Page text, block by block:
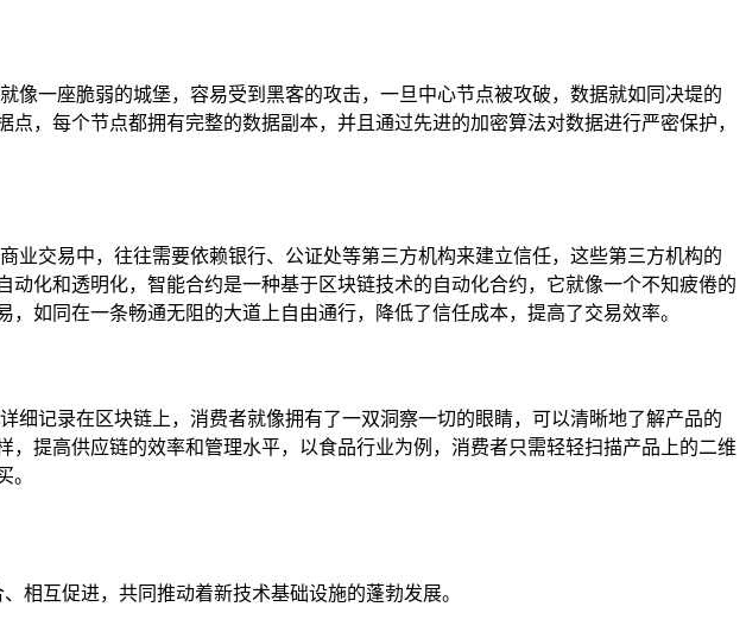
一座脆弱的城堡，容易受到黑客的攻击，一旦中心节点被攻破，数据就如同决堤的
，每个节点都拥有完整的数据副本，并且通过先进的加密算法对数据进行严密保护，
交易中，往往需要依赖银行、公证处等第三方机构来建立信任，这些第三方机构的
化和透明化，智能合约是一种基于区块链技术的自动化合约，它就像一个不知疲倦的
如同在一条畅通无阻的大道上自由通行，降低了信任成本，提高了交易效率。
记录在区块链上，消费者就像拥有了一双洞察一切的眼睛，可以清晰地了解产品的
提高供应链的效率和管理水平，以食品行业为例，消费者只需轻轻扫描产品上的二维
。
相互促进，共同推动着新技术基础设施的蓬勃发展。